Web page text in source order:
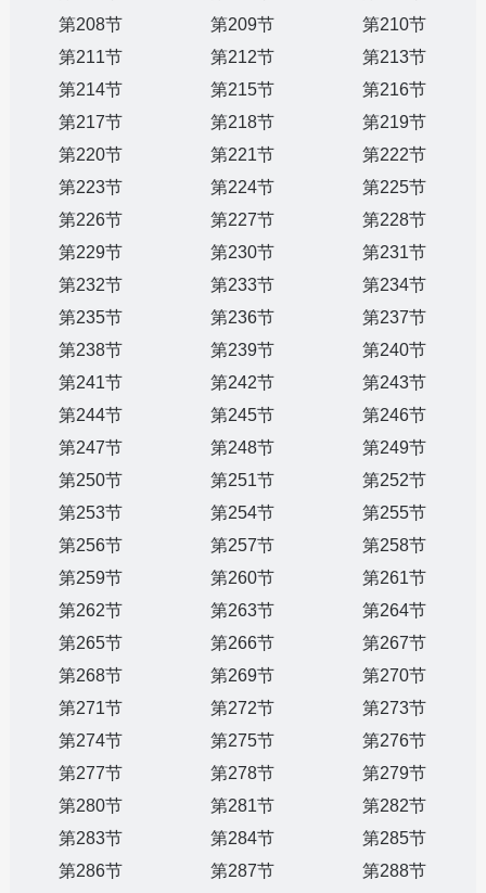
第208节
第209节
第210节
第211节
第212节
第213节
第214节
第215节
第216节
第217节
第218节
第219节
第220节
第221节
第222节
第223节
第224节
第225节
第226节
第227节
第228节
第229节
第230节
第231节
第232节
第233节
第234节
第235节
第236节
第237节
第238节
第239节
第240节
第241节
第242节
第243节
第244节
第245节
第246节
第247节
第248节
第249节
第250节
第251节
第252节
第253节
第254节
第255节
第256节
第257节
第258节
第259节
第260节
第261节
第262节
第263节
第264节
第265节
第266节
第267节
第268节
第269节
第270节
第271节
第272节
第273节
第274节
第275节
第276节
第277节
第278节
第279节
第280节
第281节
第282节
第283节
第284节
第285节
第286节
第287节
第288节